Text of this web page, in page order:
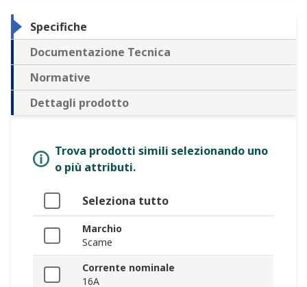
Specifiche
Documentazione Tecnica
Normative
Dettagli prodotto
Trova prodotti simili selezionando uno
o più attributi.
Seleziona tutto
Marchio
Scame
Corrente nominale
16A